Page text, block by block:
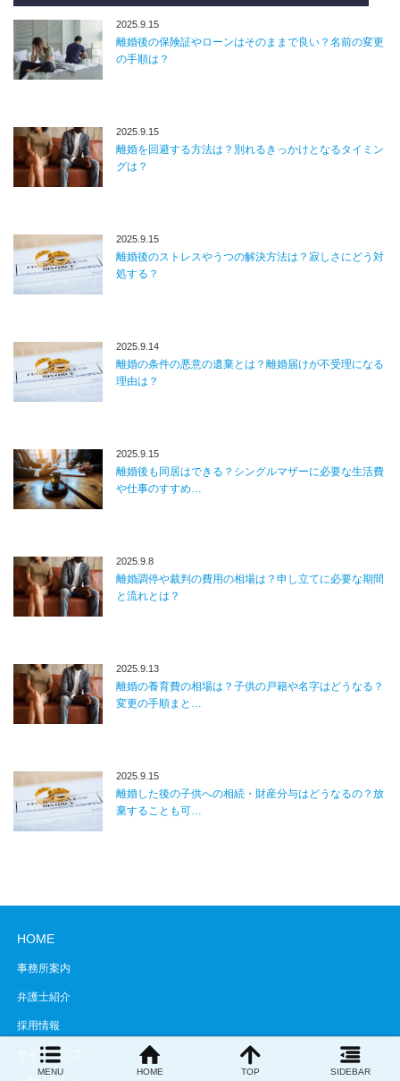
2025.9.15
離婚後の保険証やローンはそのままで良い？名前の変更
の手順は？
2025.9.15
離婚を回避する方法は？別れるきっかけとなるタイミン
グは？
2025.9.15
離婚後のストレスやうつの解決方法は？寂しさにどう対
処する？
2025.9.14
離婚の条件の悪意の遺棄とは？離婚届けが不受理になる
理由は？
2025.9.15
離婚後も同居はできる？シングルマザーに必要な生活費
や仕事のすすめ…
2025.9.8
離婚調停や裁判の費用の相場は？申し立てに必要な期間
と流れとは？
2025.9.13
離婚の養育費の相場は？子供の戸籍や名字はどうなる？
変更の手順まと…
2025.9.15
離婚した後の子供への相続・財産分与はどうなるの？放
棄することも可…
HOME
事務所案内
弁護士紹介
採用情報
サイトマップ
MENU HOME TOP SIDEBAR